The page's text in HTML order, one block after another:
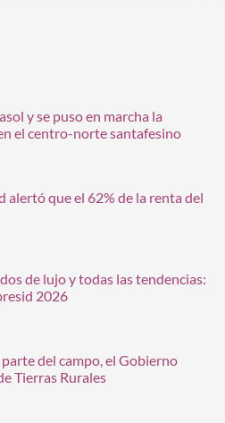
y se puso en marcha la
el centro-norte santafesino
alertó que el 62% de la renta del
de lujo y todas las tendencias:
2026
del campo, el Gobierno
Tierras Rurales